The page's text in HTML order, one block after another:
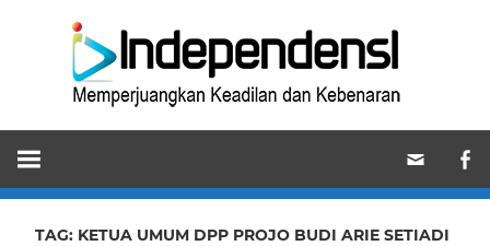
Memperjuangkan
Keadilan
dan
Kebenaran
TAG: KETUA UMUM DPP PROJO BUDI ARIE SETIADI